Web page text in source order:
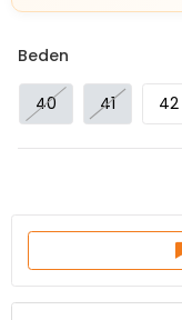
Beden
40 41 42